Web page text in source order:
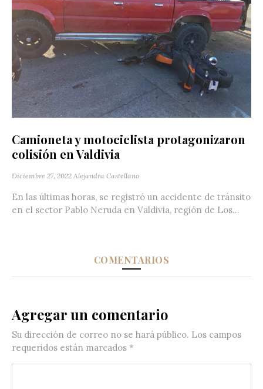
Camioneta y motociclista protagonizaron
colisión en Valdivia
Diciembre 27, 2022 Alejandra Castellano
En las últimas horas, se registró un accidente de tránsito
en el sector Pablo Neruda en Valdivia, región de Los...
COMENTARIOS
Agregar un comentario
Su dirección de correo no se hará público. Los campos
requeridos están marcados *